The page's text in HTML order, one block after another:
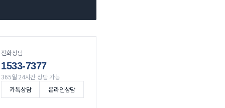
전화상담
1533-7377
365일 24시간 상담 가능
카톡상담
온라인상담